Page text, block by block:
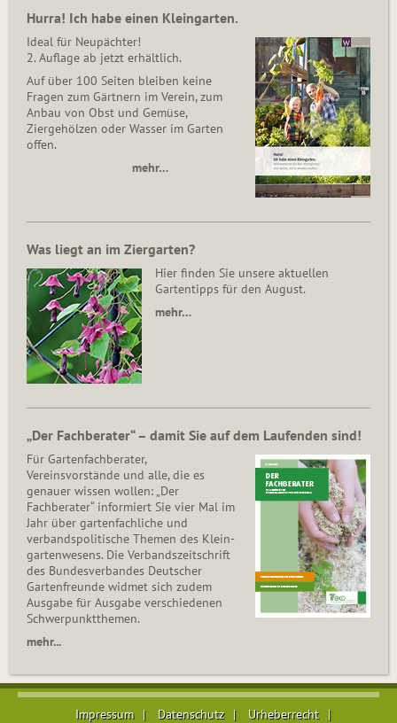
Hurra! Ich habe einen Kleingarten.
Ideal für Neupächter!
2. Auflage ab jetzt erhältlich.
Auf über 100 Seiten bleiben keine
Fragen zum Gärtnern im Verein, zum
Anbau von Obst und Gemüse,
Ziergehölzen oder Wasser im Garten
offen.
mehr…
Was liegt an im Ziergarten?
Hier finden Sie unsere aktuellen
Gartentipps für den August.
mehr…
„Der Fachberater“ – damit Sie auf dem Laufenden sind!
Für Gartenfachberater,
Vereinsvorstände und alle, die es
genauer wissen wollen: „Der
Fachberater“ informiert Sie vier Mal im
Jahr über gartenfachliche und
verbandspolitische Themen des Klein­
gar­ten­wesens. Die Ver­bands­zeit­schrift
des Bun­des­ver­ban­des Deutscher
Gartenfreunde widmet sich zudem
Ausgabe für Ausgabe verschiedenen
Schwer­punkt­the­men.
mehr...
Impressum Datenschutz Urheberrecht